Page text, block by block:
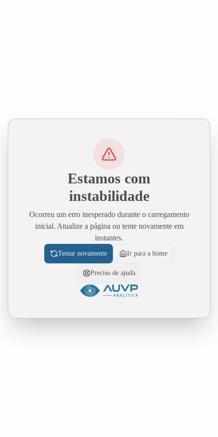
Estamos com
instabilidade
Ocorreu um erro inesperado durante o carregamento
inicial. Atualize a página ou tente novamente em
instantes.
Tentar novamente Ir para a home
Preciso de ajuda